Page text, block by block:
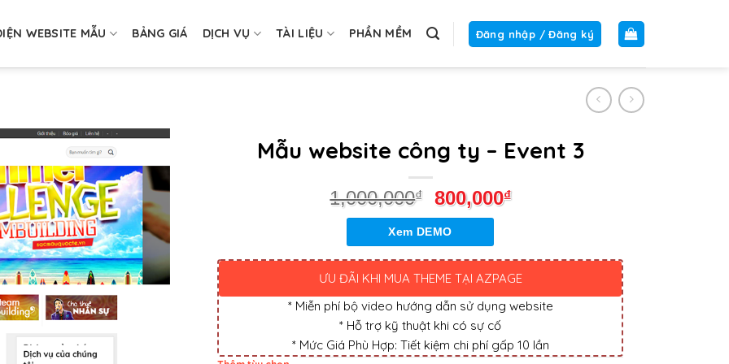
WEBSITE MẪU BẢNG GIÁ DỊCH VỤ TÀI LIỆU PHẦN MỀM Đăng nhập / Đăng ký
Mẫu website công ty – Event 3
1,000,000₫ 800,000₫
Xem DEMO
ƯU ĐÃI KHI MUA THEME TẠI AZPAGE
* Miễn phí bộ video hướng dẫn sử dụng website
* Hỗ trợ kỹ thuật khi có sự cố
* Mức Giá Phù Hợp: Tiết kiệm chi phí gấp 10 lần